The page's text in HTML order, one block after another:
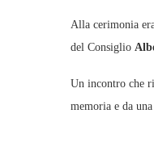
Alla cerimonia
del Consiglio
Un incontro che
memoria e da